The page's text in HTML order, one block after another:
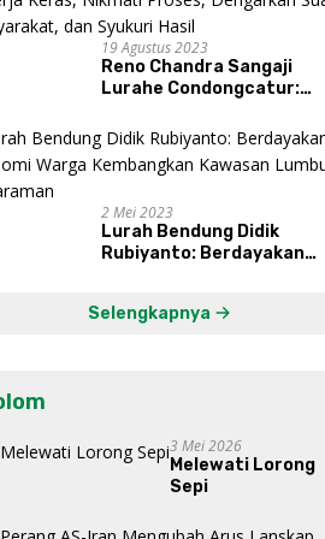
19 Agustus 2023
Reno Chandra Sangaji
Lurahe Condongcatur:
Proses, Dengarkan Suara
Masyarakat, dan Syukuri
Hasil
2 Mei 2023
Lurah Bendung Didik
Rubiyanto: Berdayakan
Mataraman
Selengkapnya
3 Mei 2026
Melewati Lorong
Sepi